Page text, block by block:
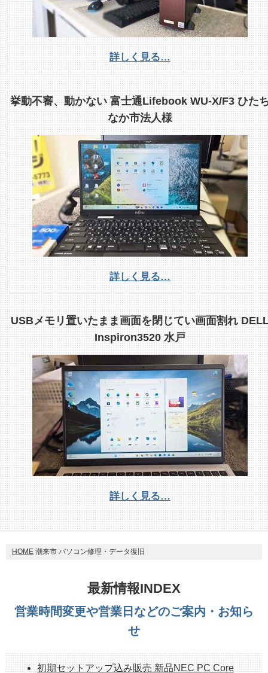
詳しく見る…
挙動不審、動かない 富士通Lifebook WU-X/F3 ひた
なか市法人様
詳しく見る…
USBメモリ置いたまま画面を閉じてい画面割れ
Inspiron3520 水戸
詳しく見る…
HOME 潮来市 パソコン修理・データ復旧
最新情報INDEX
営業時間変更や営業日などのご案内・お知ら
せ
初期セットアップ込み販売 新品NEC PC Core